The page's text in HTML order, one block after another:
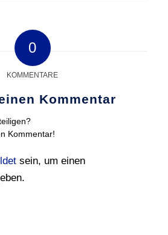
0
KOMMENTARE
Kommentar
Kommentar!
sein, um einen